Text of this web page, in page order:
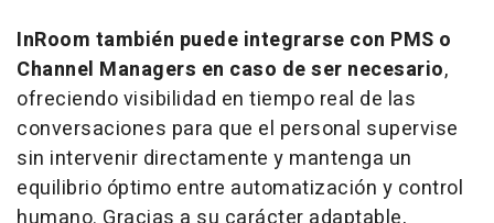
InRoom también puede integrarse con PMS o
Channel Managers en caso de ser necesario,
ofreciendo visibilidad en tiempo real de las
conversaciones para que el personal supervise
sin intervenir directamente y mantenga un
equilibrio óptimo entre automatización y control